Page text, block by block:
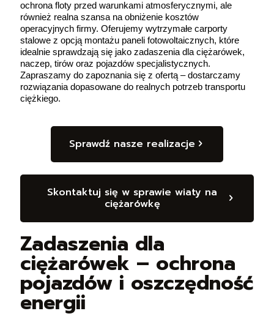
ochrona floty przed warunkami atmosferycznymi, ale
również realna szansa na obniżenie kosztów
operacyjnych firmy. Oferujemy wytrzymałe carporty
stalowe z opcją montażu paneli fotowoltaicznych, które
idealnie sprawdzają się jako zadaszenia dla ciężarówek,
naczep, tirów oraz pojazdów specjalistycznych.
Zapraszamy do zapoznania się z ofertą – dostarczamy
rozwiązania dopasowane do realnych potrzeb transportu
ciężkiego.
Sprawdź nasze realizacje
Skontaktuj się w sprawie wiaty na
ciężarówkę
Zadaszenia dla
ciężarówek – ochrona
pojazdów i oszczędność
energii